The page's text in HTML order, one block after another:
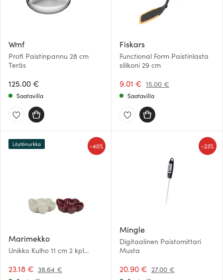
Wmf
Profi Paistinpannu 28 cm
Teräs
125.00 €
Saatavilla
Fiskars
Functional Form Paistinlasta
silikoni 29 cm
9.01 € 15.00 €
Saatavilla
Marimekko
Unikko Kulho 11 cm 2 kpl
23.18 € 38.64 €
-40%
Löytönurkka
Mingle
Digitaalinen Paistomittari
Musta
20.90 € 27.00 €
-23%